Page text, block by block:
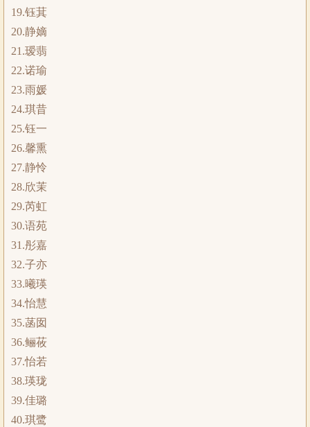
19.钰萁
20.静嫡
21.瑷翡
22.诺瑜
23.雨媛
24.琪昔
25.钰一
26.馨熏
27.静怜
28.欣茉
29.芮虹
30.语苑
31.彤嘉
32.子亦
33.曦瑛
34.怡慧
35.菡囡
36.鲡莜
37.怡若
38.瑛珑
39.佳璐
40.琪鹭